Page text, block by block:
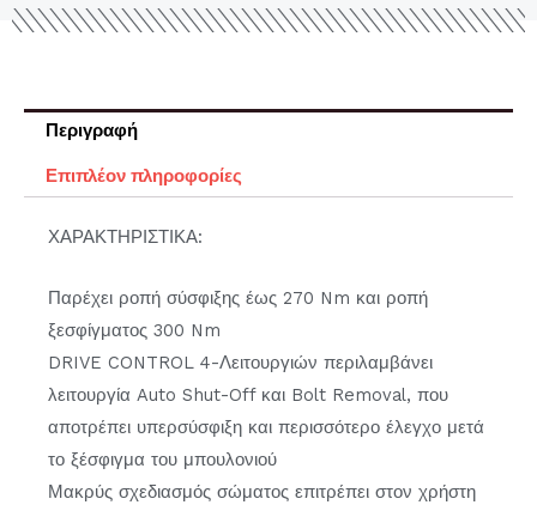
Περιγραφή
Επιπλέον πληροφορίες
ΧΑΡΑΚΤΗΡΙΣΤΙΚΑ:
Παρέχει ροπή σύσφιξης έως 270 Nm και ροπή
ξεσφίγματος 300 Nm
DRIVE CONTROL 4-Λειτουργιών περιλαμβάνει
λειτουργία Auto Shut-Off και Bolt Removal, που
αποτρέπει υπερσύσφιξη και περισσότερο έλεγχο μετά
το ξέσφιγμα του μπουλονιού
Μακρύς σχεδιασμός σώματος επιτρέπει στον χρήστη